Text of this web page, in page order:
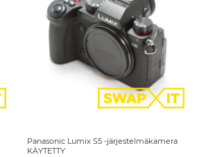
Panasonic Lumix S5 -järjestelmäkamera
KÄYTETTY